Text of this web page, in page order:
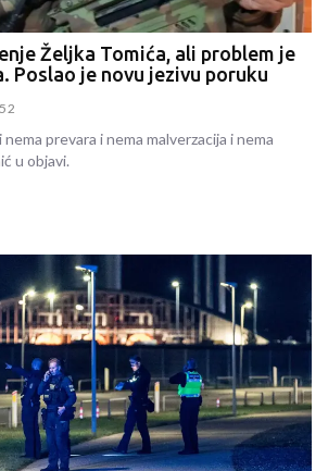
Željka Tomića, ali problem je
Poslao je novu jezivu poruku
prevara i nema malverzacija i nema
u objavi.